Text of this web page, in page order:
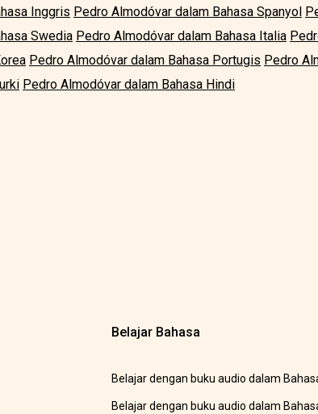
Inggris Pedro Almodóvar dalam Bahasa Spanyol
Swedia Pedro Almodóvar dalam Bahasa Italia
Pedro Almodóvar dalam Bahasa Portugis Pedro
Pedro Almodóvar dalam Bahasa Hindi
Belajar Bahasa
Belajar dengan buku audio dalam
Belajar dengan buku audio dalam